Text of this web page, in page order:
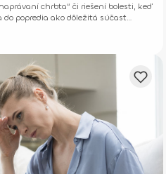
chrbta“ či riešení bolesti, keď
do popredia ako dôležitá súčasť
zdravia – fyzického aj